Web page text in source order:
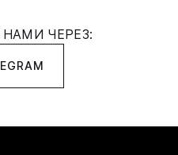
НАМИ ЧЕРЕЗ: